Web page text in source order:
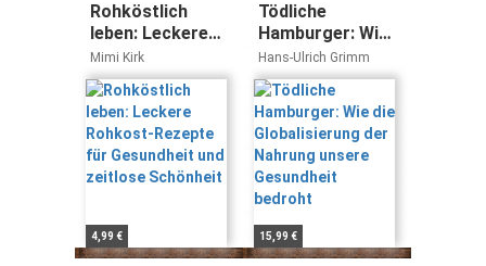
Rohköstlich
leben: Leckere
Rohkost-
Rezepte für
Gesundheit und
zeitlose
Schönheit
Mimi Kirk
4,99 €
Tödliche
Hamburger: Wie
die
Globalisierung
der Nahrung
unsere
Gesundheit
bedroht
Hans-Ulrich Grimm
15,99 €